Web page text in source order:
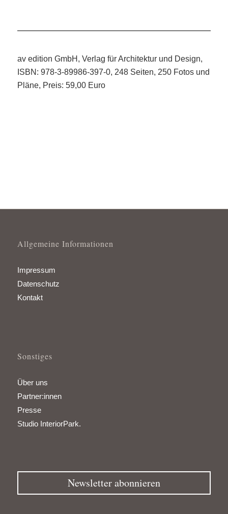
av edition GmbH, Verlag für Architektur und Design,
ISBN: 978-3-89986-397-0, 248 Seiten, 250 Fotos und
Pläne, Preis: 59,00 Euro
Allgemeine Informationen
Impressum
Datenschutz
Kontakt
Sonstiges
Über uns
Partner:innen
Presse
Studio InteriorPark.
Newsletter abonnieren